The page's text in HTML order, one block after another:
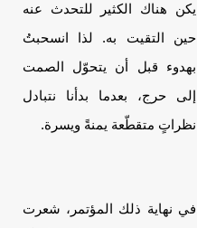
يكن هناك الكثير للتحدث عنه
حين التقيت به. لذا انسحبتُ
بهدوء قبل أن يتحوّل الصمت
إلى حرج، بعدما بدأنا نتبادل
نظراتٍ متقطّعة يمنةً ويسرة.
في نهاية ذلك المؤتمر، شعرت